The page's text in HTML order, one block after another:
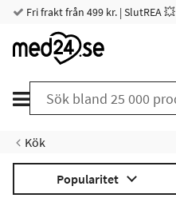
Fri frakt från 499 kr. | SlutREA 💥
Kök
Popularitet